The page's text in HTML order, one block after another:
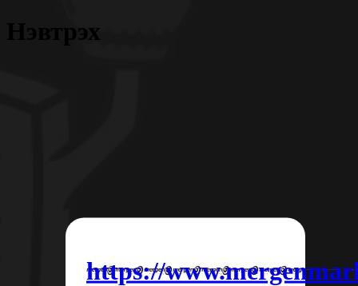
Нэвтрэх
https://